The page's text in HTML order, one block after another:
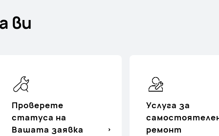
ви
Проверете
статуса на
Вашата заявка
Услуга за
ремонт